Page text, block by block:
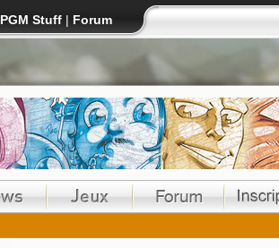
PGM Stuff | Forum